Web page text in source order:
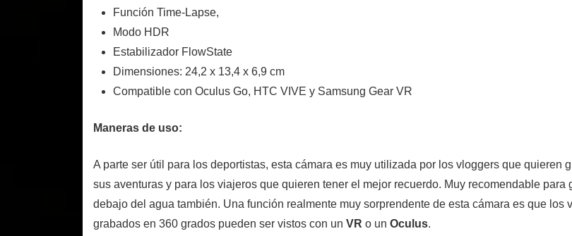
Función Time-Lapse,
Modo HDR
Estabilizador FlowState
Dimensiones: 24,2 x 13,4 x 6,9 cm
Compatible con Oculus Go, HTC VIVE y Samsung Gear VR
Maneras de uso:
A parte ser útil para los deportistas, esta cámara es muy utilizada por los vloggers que quieren
sus aventuras y para los viajeros que quieren tener el mejor recuerdo. Muy recomendable para
debajo del agua también. Una función realmente muy sorprendente de esta cámara es que los
grabados en 360 grados pueden ser vistos con un VR o un Oculus.